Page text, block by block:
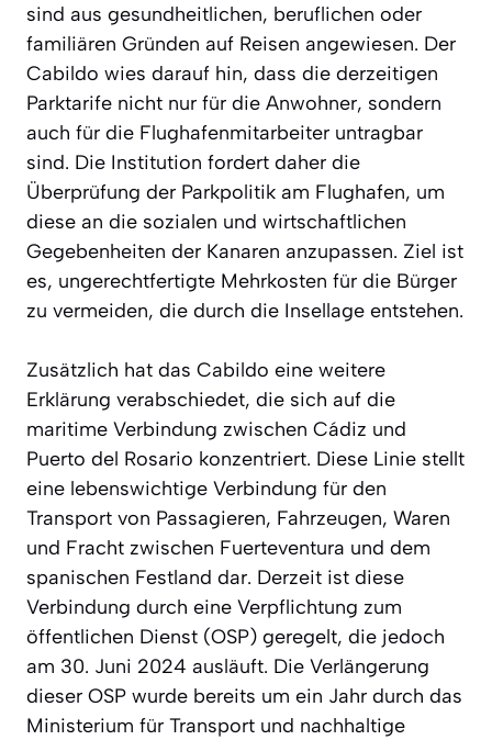
sind aus gesundheitlichen, beruflichen oder
familiären Gründen auf Reisen angewiesen. Der
Cabildo wies darauf hin, dass die derzeitigen
Parktarife nicht nur für die Anwohner, sondern
auch für die Flughafenmitarbeiter untragbar
sind. Die Institution fordert daher die
Überprüfung der Parkpolitik am Flughafen, um
diese an die sozialen und wirtschaftlichen
Gegebenheiten der Kanaren anzupassen. Ziel ist
es, ungerechtfertigte Mehrkosten für die Bürger
zu vermeiden, die durch die Insellage entstehen.
Zusätzlich hat das Cabildo eine weitere
Erklärung verabschiedet, die sich auf die
maritime Verbindung zwischen Cádiz und
Puerto del Rosario konzentriert. Diese Linie stellt
eine lebenswichtige Verbindung für den
Transport von Passagieren, Fahrzeugen, Waren
und Fracht zwischen Fuerteventura und dem
spanischen Festland dar. Derzeit ist diese
Verbindung durch eine Verpflichtung zum
öffentlichen Dienst (OSP) geregelt, die jedoch
am 30. Juni 2024 ausläuft. Die Verlängerung
dieser OSP wurde bereits um ein Jahr durch das
Ministerium für Transport und nachhaltige